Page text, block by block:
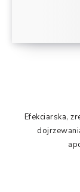
Efekciarska,